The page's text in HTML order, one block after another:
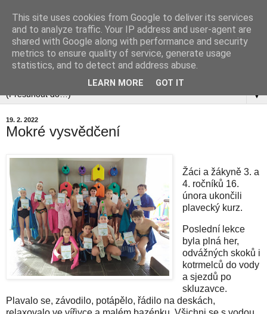
▼
19. 2. 2022
Mokré vysvědčení
Žáci a žákyně 3. a
4. ročníků 16.
února ukončili
plavecký kurz.
Poslední lekce
byla plná her,
odvážných skoků i
kotrmelců do vody
a sjezdů po
skluzavce.
Plavalo se, závodilo, potápělo, řádilo na deskách,
This site uses cookies from Google to deliver its services
and to analyze traffic. Your IP address and user-agent are
shared with Google along with performance and security
metrics to ensure quality of service, generate usage
statistics, and to detect and address abuse.
LEARN MORE GOT IT